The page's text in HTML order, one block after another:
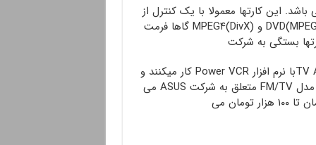
این کارتها معمولا با یک کنترل از
راه دور عرضه شده و علاوه بر فرمتهای VCD(MPEG-۱) و DVD(MPEG-۲) و MPEG۴(DivX) گاها فرمت
سازنده دارد مثلا کارتهای TV شرکت MSI (به نام (TV Anywhereبا نرم افزار Power VCR کار میکنند و
فقط همان ورژن خاص. و ظاهرا بهترین مدل این نوع کارت مدل FM/TV متعلق به شرکت ASUS می